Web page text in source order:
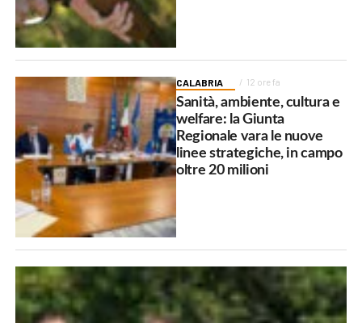
CALABRIA 12 ore fa
Sanità, ambiente, cultura e
welfare: la Giunta
Regionale vara le nuove
linee strategiche, in campo
oltre 20 milioni